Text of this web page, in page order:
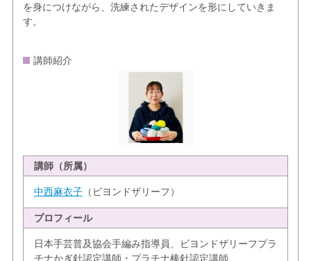
を身につけながら、洗練されたデザインを形にしていきま
す。
講師紹介
講師（所属）
中西麻衣子（ビヨンドザリーフ）
プロフィール
日本手芸普及協会手編み指導員、ビヨンドザリーフプラ
チナかぎ針認定講師・プラチナ棒針認定講師